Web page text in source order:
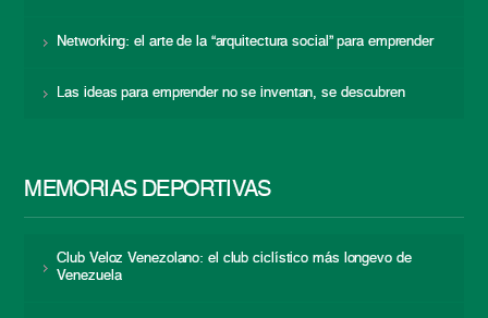
Networking: el arte de la “arquitectura social” para emprender
Las ideas para emprender no se inventan, se descubren
MEMORIAS DEPORTIVAS
Club Veloz Venezolano: el club ciclístico más longevo de
Venezuela